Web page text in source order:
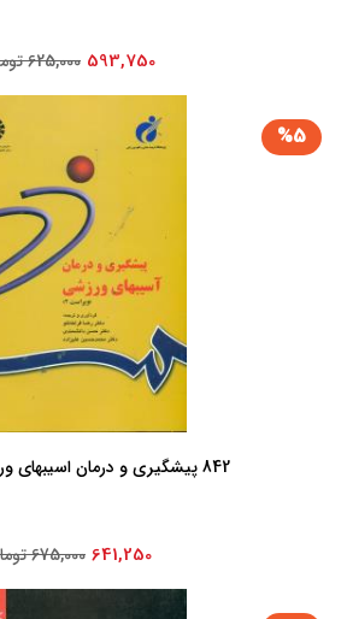
593,750 625,000 تومان
%5
842 پیشگیری ‏و درمان ‏اسیبهای ‏ورزشی ‏/ سمت
641,250 675,000 تومان